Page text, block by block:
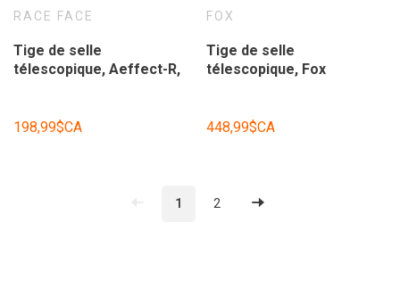
RACE FACE
Tige de selle
télescopique, Aeffect-R,
débattement, sans
198,99$CA
FOX
Tige de selle
télescopique, Fox
débattement, sans
448,99$CA
1 2